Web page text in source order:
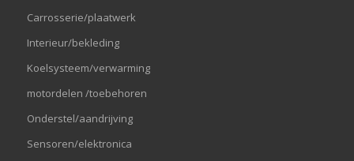
Carrosserie/plaatwerk
Interieur/bekleding
Koelsysteem/verwarming
motordelen /toebehoren
Onderstel/aandrijving
Sensoren/elektronica